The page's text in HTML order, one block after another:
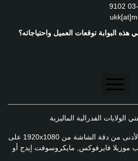
هذه البوابة توقعات العميل واحتياجاته؟
أفضل عرض باستخدام الحد الأدنى من دقة الشاشة من 1920x1080 على
موزيلا فايرفوكس, مايكروسوفت إيدج أو